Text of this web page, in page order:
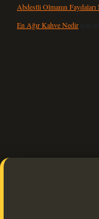
Abdestli Olmanın
En Ağır Kahve Nedir için